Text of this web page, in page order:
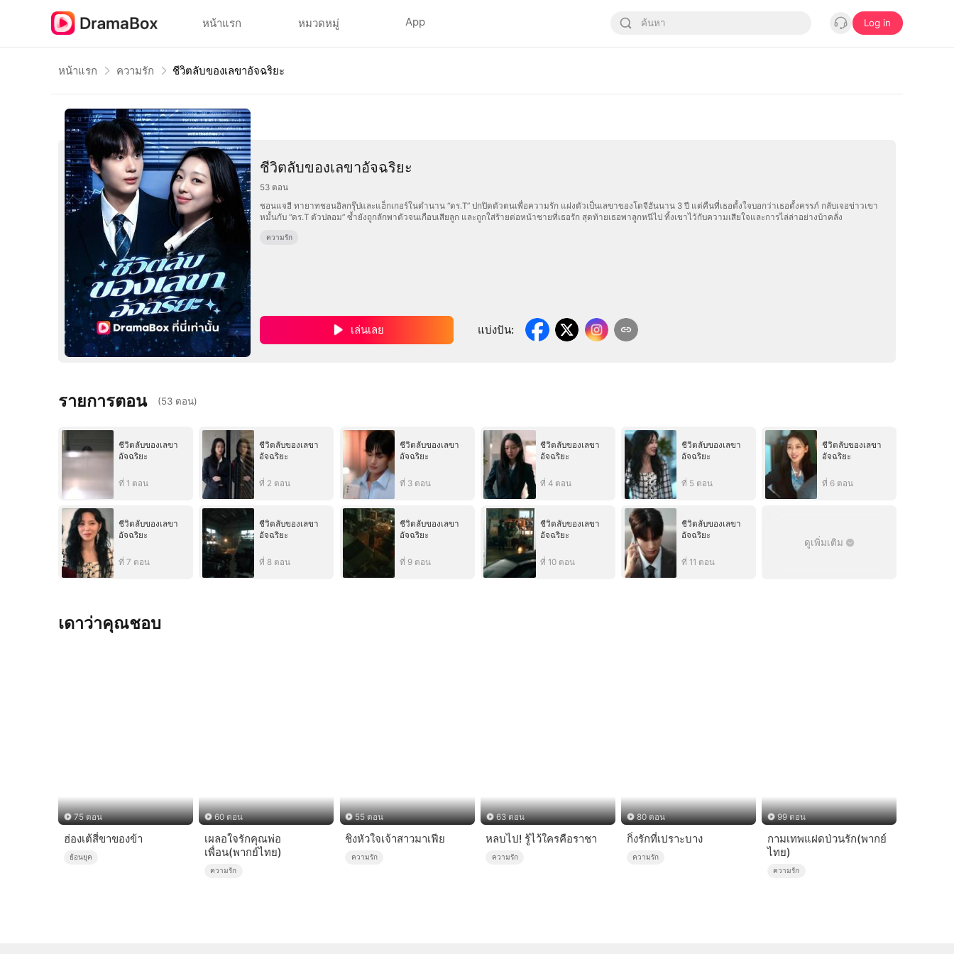
หน้าแรก หมวดหมู่ App Log in
หน้าแรก ความรัก ชีวิตลับของเลขาอัจฉริยะ
ชีวิตลับของเลขาอัจฉริยะ
53 ตอน
ชอนแจฮี ทายาทชอนอิลกรุ๊ปและแฮ็กเกอร์ในตำนาน “ดร.T” ปกปิดตัวตนเพื่อความรัก แฝงตัวเป็นเลขาของโดจีฮันนาน 3 ปี แต่คืนที่เธอตั้งใจบอกว่าเธอตั้งครรภ์ กลับเจอข่าวเขา
หมั้นกับ “ดร.T ตัวปลอม” ซ้ำยังถูกลักพาตัวจนเกือบเสียลูก และถูกใส่ร้ายต่อหน้าชายที่เธอรัก สุดท้ายเธอพาลูกหนีไป ทิ้งเขาไว้กับความเสียใจและการไล่ล่าอย่างบ้าคลั่ง
ความรัก
เล่นเลย แบ่งปัน:
รายการตอน (53 ตอน)
ชีวิตลับของเลขา
อัจฉริยะ
ที่ 1 ตอน
ชีวิตลับของเลขา
อัจฉริยะ
ที่ 2 ตอน
ชีวิตลับของเลขา
อัจฉริยะ
ที่ 3 ตอน
ชีวิตลับของเลขา
อัจฉริยะ
ที่ 4 ตอน
ชีวิตลับของเลขา
อัจฉริยะ
ที่ 5 ตอน
ชีวิตลับของเลขา
อัจฉริยะ
ที่ 6 ตอน
ชีวิตลับของเลขา
อัจฉริยะ
ที่ 7 ตอน
ชีวิตลับของเลขา
อัจฉริยะ
ที่ 8 ตอน
ชีวิตลับของเลขา
อัจฉริยะ
ที่ 9 ตอน
ชีวิตลับของเลขา
อัจฉริยะ
ที่ 10 ตอน
ชีวิตลับของเลขา
อัจฉริยะ
ที่ 11 ตอน
ดูเพิ่มเติม
เดาว่าคุณชอบ
75 ตอน
ฮ่องเต้สี่ขาของข้า
ย้อนยุค
60 ตอน
เผลอใจรักคุณพ่อ
เพื่อน(พากย์ไทย)
ความรัก
55 ตอน
ชิงหัวใจเจ้าสาวมาเฟีย
ความรัก
63 ตอน
หลบไป! รู้ไว้ใครคือราชา
ความรัก
80 ตอน
กิ่งรักที่เปราะบาง
ความรัก
99 ตอน
กามเทพแฝดป่วนรัก(พากย์
ไทย)
ความรัก